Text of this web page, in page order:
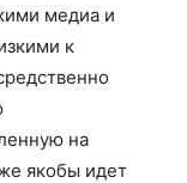
медиа и
к
на
якобы идет